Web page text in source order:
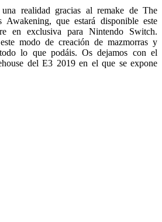
realidad gracias al remake de The
que estará disponible este
en exclusiva para Nintendo Switch.
modo de creación de mazmorras y
lo que podáis. Os dejamos con el
del E3 2019 en el que se expone